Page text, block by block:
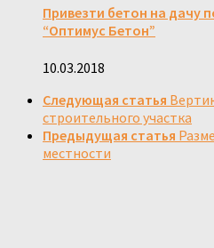
Привезти бетон на дачу
“Оптимус Бетон”
10.03.2018
Следующая статья
строительного участка
Предыдущая статья
местности